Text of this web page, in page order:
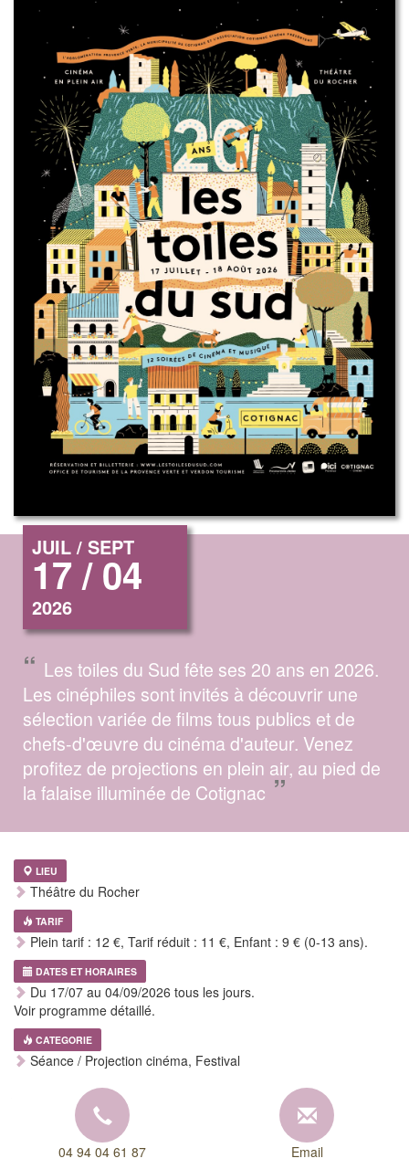
JUIL / SEPT
17 / 04
2026
“ Les toiles du Sud fête ses 20 ans en 2026.
Les cinéphiles sont invités à découvrir une
sélection variée de films tous publics et de
chefs-d'œuvre du cinéma d'auteur. Venez
profitez de projections en plein air, au pied de
la falaise illuminée de Cotignac ”
LIEU
Théâtre du Rocher
TARIF
Plein tarif : 12 €, Tarif réduit : 11 €, Enfant : 9 € (0-13 ans).
DATES ET HORAIRES
Du 17/07 au 04/09/2026 tous les jours.
Voir programme détaillé.
CATEGORIE
Séance / Projection cinéma, Festival
04 94 04 61 87 Email